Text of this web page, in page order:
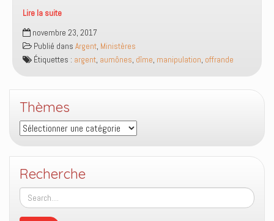
Lire la suite
Quelle
attitude
adopter
face
des
séminaires
prophétiques
où
fait
des
appels
de
fond ?
novembre 23, 2017
Publié dans Argent, Ministères
Étiquettes : argent, aumônes, dîme, manipulation, offrande
Thèmes
Thèmes
Recherche